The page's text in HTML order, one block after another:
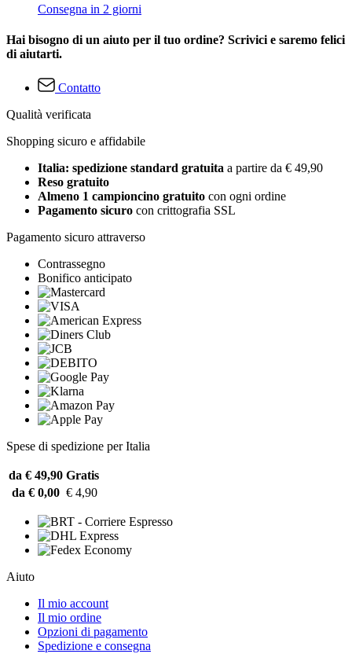
Consegna in 2 giorni
Hai bisogno di un aiuto per il tuo ordine? Scrivici e saremo felici
di aiutarti.
Contatto
Qualità verificata
Shopping sicuro e affidabile
Italia: spedizione standard gratuita a partire da € 49,90
Reso gratuito
Almeno 1 campioncino gratuito con ogni ordine
Pagamento sicuro con crittografia SSL
Pagamento sicuro attraverso
Contrassegno
Bonifico anticipato
Spese di spedizione per Italia
da € 49,90 Gratis
da € 0,00 € 4,90
Aiuto
Il mio account
Il mio ordine
Opzioni di pagamento
Spedizione e consegna